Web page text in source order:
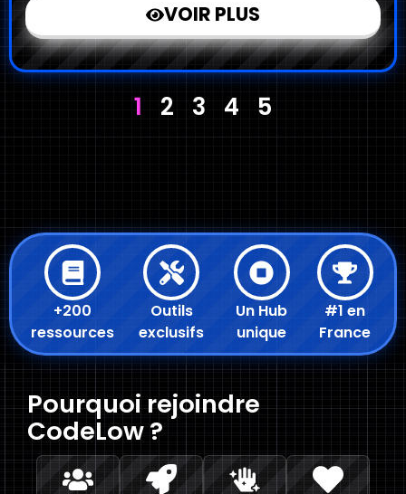
VOIR PLUS
1 2 3 4 5
+200
ressources
Outils
exclusifs
Un Hub
unique
#1 en
France
Pourquoi rejoindre
CodeLow ?